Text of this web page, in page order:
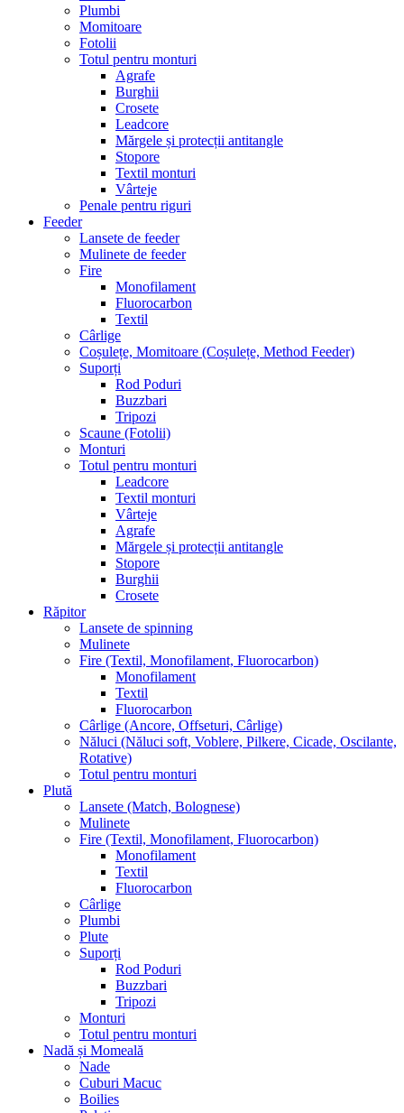
Plumbi
Momitoare
Fotolii
Totul pentru monturi
Agrafe
Burghii
Crosete
Leadcore
Mărgele și protecții antitangle
Stopore
Textil monturi
Vârteje
Penale pentru riguri
Feeder
Lansete de feeder
Mulinete de feeder
Fire
Monofilament
Fluorocarbon
Textil
Cârlige
Coșulețe, Momitoare (Coșulețe, Method Feeder)
Suporți
Rod Poduri
Buzzbari
Tripozi
Scaune (Fotolii)
Monturi
Totul pentru monturi
Leadcore
Textil monturi
Vârteje
Agrafe
Mărgele și protecții antitangle
Stopore
Burghii
Crosete
Răpitor
Lansete de spinning
Mulinete
Fire (Textil, Monofilament, Fluorocarbon)
Monofilament
Textil
Fluorocarbon
Cârlige (Ancore, Offseturi, Cârlige)
Năluci (Năluci soft, Voblere, Pilkere, Cicade, Oscilante,
Rotative)
Totul pentru monturi
Plută
Lansete (Match, Bolognese)
Mulinete
Fire (Textil, Monofilament, Fluorocarbon)
Monofilament
Textil
Fluorocarbon
Cârlige
Plumbi
Plute
Suporți
Rod Poduri
Buzzbari
Tripozi
Monturi
Totul pentru monturi
Nadă și Momeală
Nade
Cuburi Macuc
Boilies